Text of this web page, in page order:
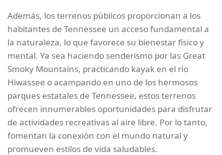
Además, los terrenos públicos proporcionan a los
habitantes de Tennessee un acceso fundamental a
la naturaleza, lo que favorece su bienestar físico y
mental. Ya sea haciendo senderismo por las Great
Smoky Mountains, practicando kayak en el río
Hiwassee o acampando en uno de los hermosos
parques estatales de Tennessee, estos terrenos
ofrecen innumerables oportunidades para disfrutar
de actividades recreativas al aire libre. Por lo tanto,
fomentan la conexión con el mundo natural y
promueven estilos de vida saludables.